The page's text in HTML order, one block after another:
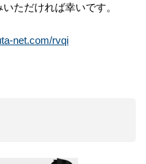
ただければ幸いです。
net.com/rvqi